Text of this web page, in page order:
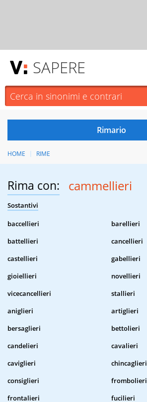
SAPERE
HOME RIME
Rima con: cammellieri
Sostantivi
baccellieri
barellieri
battellieri
cancellieri
castellieri
gabellieri
gioiellieri
novellieri
vicecancellieri
stallieri
aniglieri
artiglieri
bersaglieri
bettolieri
candelieri
cavalieri
caviglieri
chincaglieri
consiglieri
frombolieri
frontalieri
fucilieri